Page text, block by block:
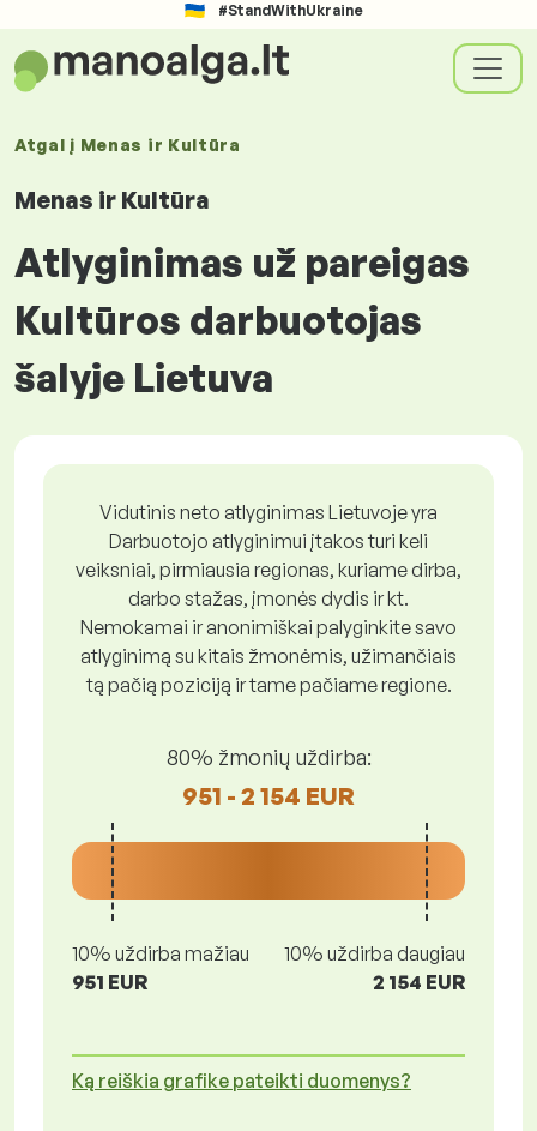
#StandWithUkraine
Atgal į Menas ir Kultūra
Menas ir Kultūra
Atlyginimas už pareigas
Kultūros darbuotojas
šalyje Lietuva
Vidutinis neto atlyginimas Lietuvoje yra
Darbuotojo atlyginimui įtakos turi keli
veiksniai, pirmiausia regionas, kuriame dirba,
darbo stažas, įmonės dydis ir kt.
Nemokamai ir anonimiškai palyginkite savo
atlyginimą su kitais žmonėmis, užimančiais
tą pačią poziciją ir tame pačiame regione.
80% žmonių uždirba:
951 - 2 154 EUR
10% uždirba mažiau
951 EUR
10% uždirba daugiau
2 154 EUR
Ką reiškia grafike pateikti duomenys?